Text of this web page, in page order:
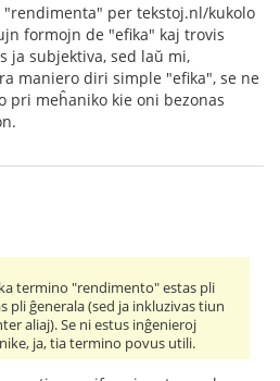
per tekstoj.nl/kukolo
formojn de "efika" kaj trovis
ja subjektiva, sed laŭ mi,
maniero diri simple "efika", se ne
pri meĥaniko kie oni bezonas
termino "rendimento" estas pli
pli ĝenerala (sed ja inkluzivas tiun
aliaj). Se ni estus inĝenieroj
ja, tia termino povus utili.